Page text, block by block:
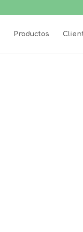
Productos